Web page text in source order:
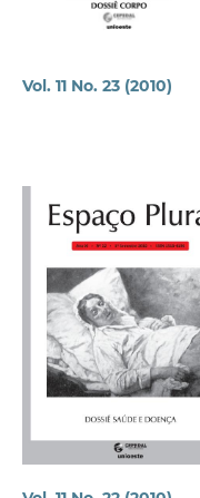
Vol. 11 No. 23 (2010)